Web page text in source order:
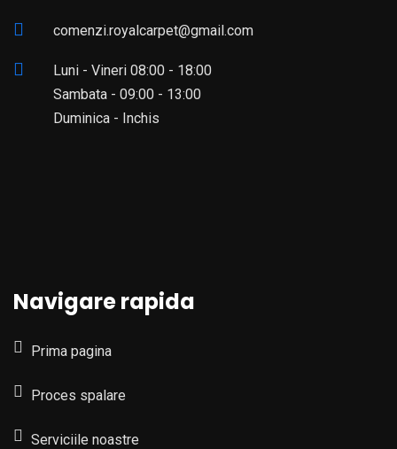
comenzi.royalcarpet@gmail.com
Luni - Vineri 08:00 - 18:00
Sambata - 09:00 - 13:00
Duminica - Inchis
Navigare rapida
Prima pagina
Proces spalare
Serviciile noastre